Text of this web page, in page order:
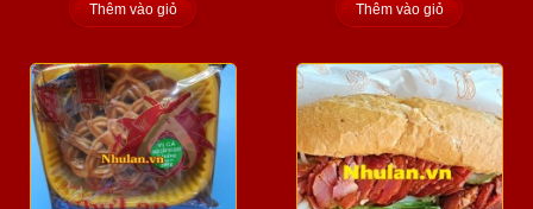
Thêm vào giỏ Thêm vào giỏ